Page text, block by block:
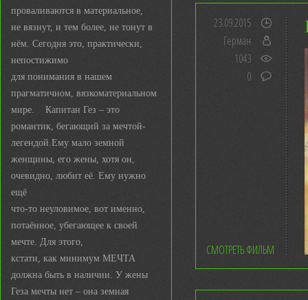
проваливаются в материальное,
не вязнут, и тем более, не тонут в
нём. Сегодня это, практически,
непостижимо
для понимания в нашем
прагматичном, вязкоматериальном
мире. Капитан Гез – это
романтик, бегающий за мечтой-
легендой.Ему мало земной
женщины, его жены, хотя он,
очевидно, любит её. Ему нужно
ещё
что-то неуловимое, вот именно,
потаённое, убегающее к своей
мечте. Для этого,
кстати, как минимум МЕЧТА
должна быть в наличии. У жены
Геза мечты нет – она земная
23.09.2015
Герман
1043
0
СМОТРЕТЬ ФИЛЬМ